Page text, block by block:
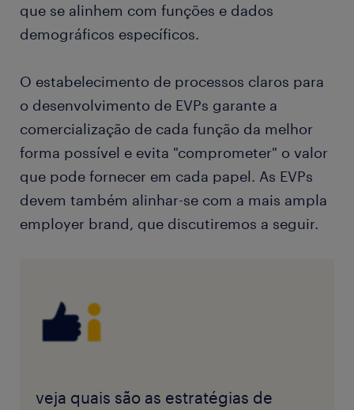
que se alinhem com funções e dados
demográficos específicos.
O estabelecimento de processos claros para
o desenvolvimento de EVPs garante a
comercialização de cada função da melhor
forma possível e evita "comprometer" o valor
que pode fornecer em cada papel. As EVPs
devem também alinhar-se com a mais ampla
employer brand, que discutiremos a seguir.
veja quais são as estratégias de